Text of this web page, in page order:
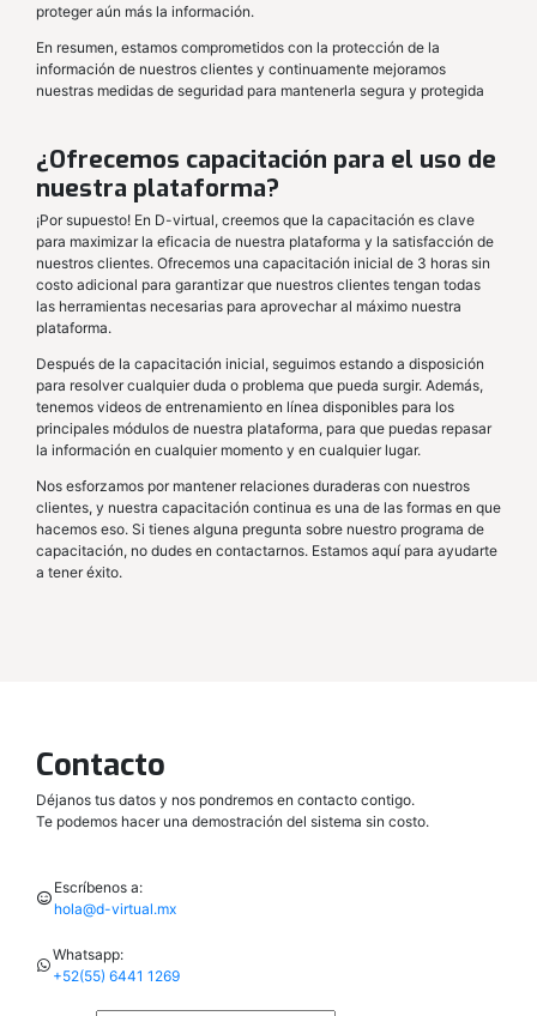
proteger aún más la información.
En resumen, estamos comprometidos con la protección de la
información de nuestros clientes y continuamente mejoramos
nuestras medidas de seguridad para mantenerla segura y protegida
¿Ofrecemos capacitación para el uso de
nuestra plataforma?
¡Por supuesto! En D-virtual, creemos que la capacitación es clave
para maximizar la eficacia de nuestra plataforma y la satisfacción de
nuestros clientes. Ofrecemos una capacitación inicial de 3 horas sin
costo adicional para garantizar que nuestros clientes tengan todas
las herramientas necesarias para aprovechar al máximo nuestra
plataforma.
Después de la capacitación inicial, seguimos estando a disposición
para resolver cualquier duda o problema que pueda surgir. Además,
tenemos videos de entrenamiento en línea disponibles para los
principales módulos de nuestra plataforma, para que puedas repasar
la información en cualquier momento y en cualquier lugar.
Nos esforzamos por mantener relaciones duraderas con nuestros
clientes, y nuestra capacitación continua es una de las formas en que
hacemos eso. Si tienes alguna pregunta sobre nuestro programa de
capacitación, no dudes en contactarnos. Estamos aquí para ayudarte
a tener éxito.
Contacto
Déjanos tus datos y nos pondremos en contacto contigo.
Te podemos hacer una demostración del sistema sin costo.
Escríbenos a:
hola@d-virtual.mx
Whatsapp:
+52(55) 6441 1269